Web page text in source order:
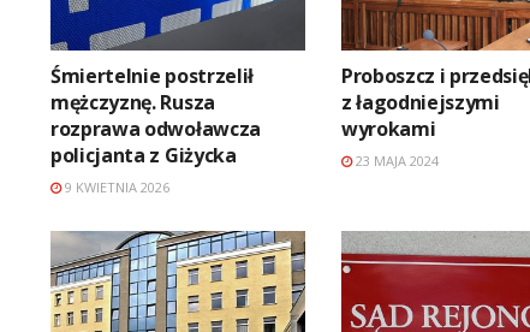
Śmiertelnie postrzelił
mężczyznę. Rusza
rozprawa odwoławcza
policjanta z Giżycka
9 KWIETNIA 2026
Proboszcz i
z łagodniejszymi
wyrokami
23 MAJA 2024